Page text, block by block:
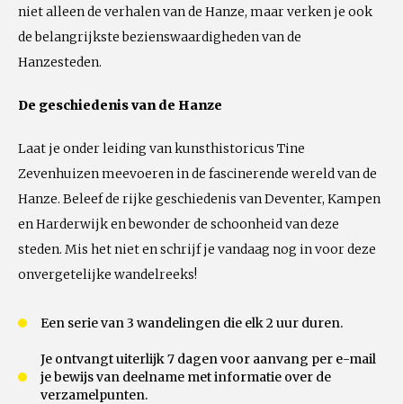
niet alleen de verhalen van de Hanze, maar verken je ook
de belangrijkste bezienswaardigheden van de
Hanzesteden.
De geschiedenis van de Hanze
Laat je onder leiding van kunsthistoricus Tine
Zevenhuizen meevoeren in de fascinerende wereld van de
Hanze. Beleef de rijke geschiedenis van Deventer, Kampen
en Harderwijk en bewonder de schoonheid van deze
steden. Mis het niet en schrijf je vandaag nog in voor deze
onvergetelijke wandelreeks!
Een serie van 3 wandelingen die elk 2 uur duren.
Je ontvangt uiterlijk 7 dagen voor aanvang per e-mail
je bewijs van deelname met informatie over de
verzamelpunten.